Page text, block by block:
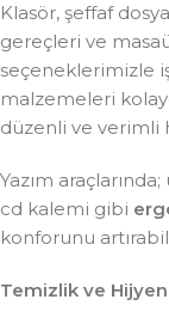
Klasör, şeffaf
gereçleri ve
seçeneklerimizle
malzemeleri
düzenli ve verimli
Yazım
cd kalemi gibi
konforunu
Temizlik ve Hijyen